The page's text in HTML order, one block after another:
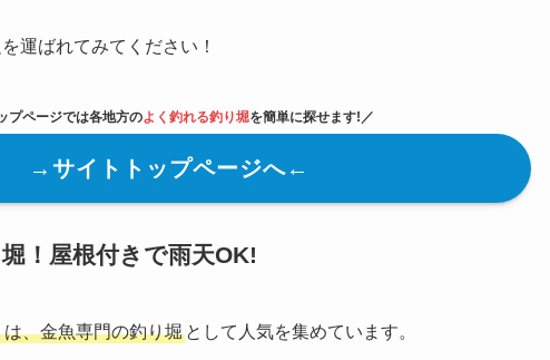
運ばれてみてください！
プページでは各地方のよく釣れる釣り堀を簡単に探せます! ／
→サイトトップページへ←
！屋根付きで雨天OK!
、金魚専門の釣り堀 として人気を集めています。